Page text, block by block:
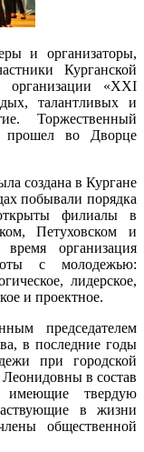
и организаторы,
Курганской
организации «XXI
талантливых и
Торжественный
прошел во Дворце
создана в Кургане
побывали порядка
филиалы в
Петуховском и
организация
с молодежью:
лидерское,
и проектное.
председателем
в последние годы
при городской
в состав
имеющие твердую
в жизни
общественной